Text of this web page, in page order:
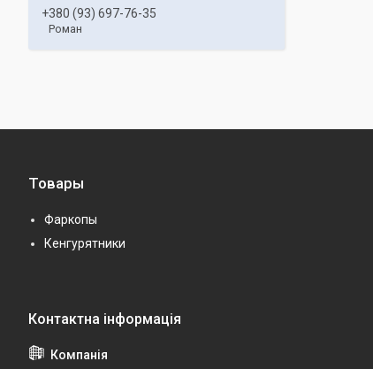
+380 (93) 697-76-35
Роман
Товары
Фаркопы
Кенгурятники